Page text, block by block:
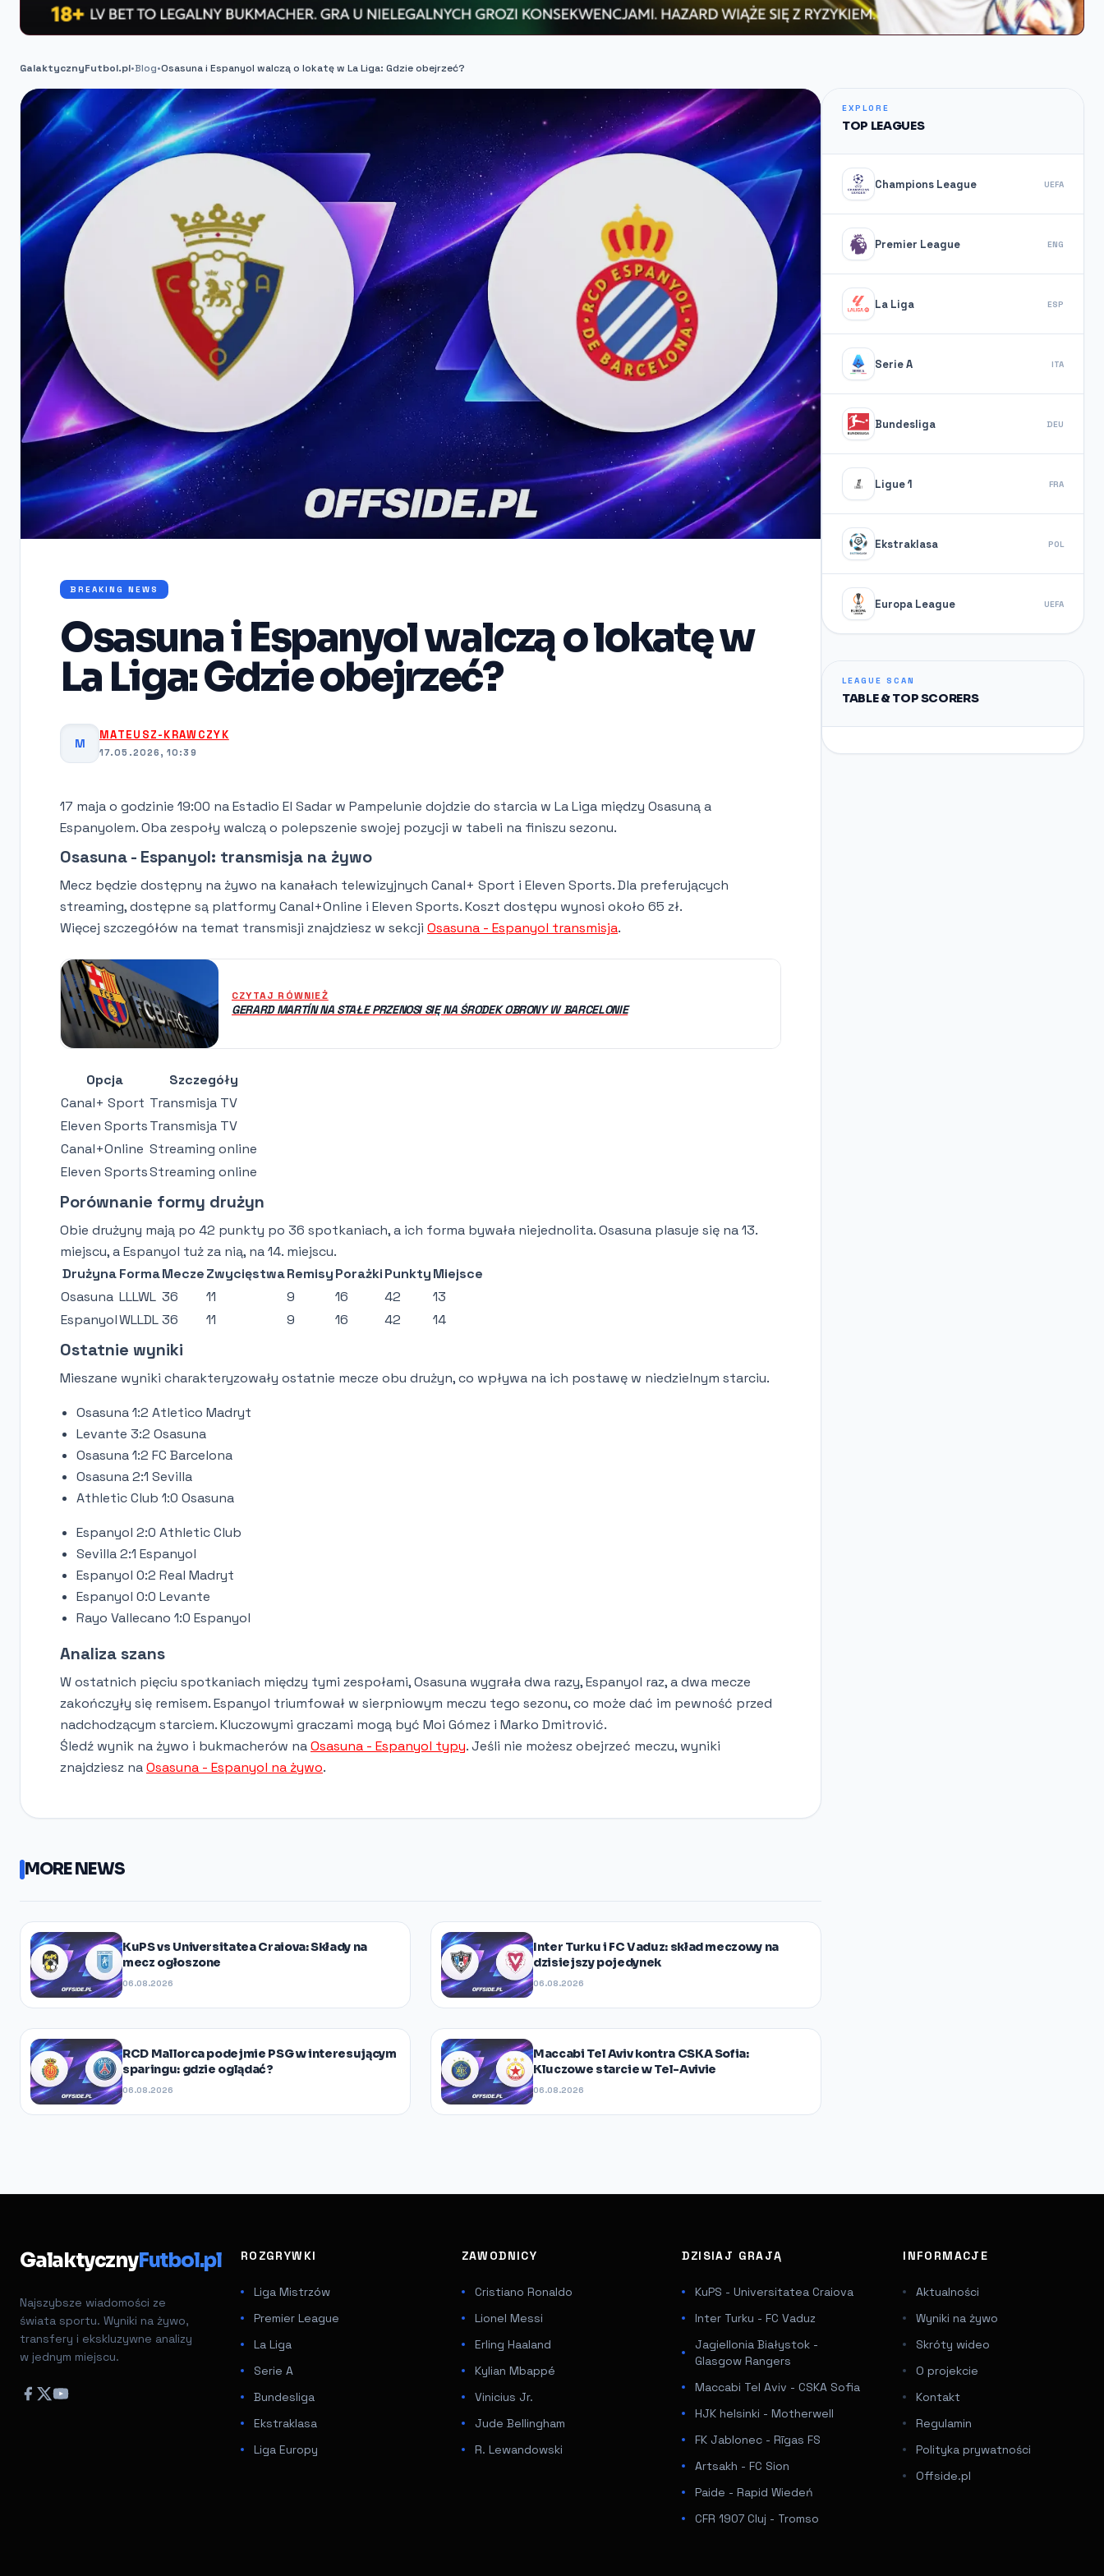
GalaktycznyFutbol.pl•Blog•Osasuna i Espanyol walczą o lokatę w La Liga: Gdzie obejrzeć?
BREAKING NEWS
Osasuna i Espanyol walczą o lokatę w
La Liga: Gdzie obejrzeć?
M
MATEUSZ-KRAWCZYK
17.05.2026, 10:39
17 maja o godzinie 19:00 na Estadio El Sadar w Pampelunie dojdzie do starcia w La Liga między Osasuną a
Espanyolem. Oba zespoły walczą o polepszenie swojej pozycji w tabeli na finiszu sezonu.
Osasuna - Espanyol: transmisja na żywo
Mecz będzie dostępny na żywo na kanałach telewizyjnych Canal+ Sport i Eleven Sports. Dla preferujących
streaming, dostępne są platformy Canal+Online i Eleven Sports. Koszt dostępu wynosi około 65 zł.
Więcej szczegółów na temat transmisji znajdziesz w sekcji Osasuna - Espanyol transmisja.
CZYTAJ RÓWNIEŻ
GERARD MARTÍN NA STAŁE PRZENOSI SIĘ NA ŚRODEK OBRONY W BARCELONIE
Opcja
Szczegóły
Canal+ Sport Transmisja TV
Eleven SportsTransmisja TV
Canal+Online Streaming online
Eleven SportsStreaming online
Porównanie formy drużyn
Obie drużyny mają po 42 punkty po 36 spotkaniach, a ich forma bywała niejednolita. Osasuna plasuje się na 13.
miejscu, a Espanyol tuż za nią, na 14. miejscu.
Drużyna FormaMeczeZwycięstwaRemisyPorażkiPunktyMiejsce
Osasuna LLLWL 36 11 9 16 42
13
EspanyolWLLDL36 11 9 16 42 14
Ostatnie wyniki
Mieszane wyniki charakteryzowały ostatnie mecze obu drużyn, co wpływa na ich postawę w niedzielnym starciu.
Osasuna 1:2 Atletico Madryt
Levante 3:2 Osasuna
Osasuna 1:2 FC Barcelona
Osasuna 2:1 Sevilla
Athletic Club 1:0 Osasuna
Espanyol 2:0 Athletic Club
Sevilla 2:1 Espanyol
Espanyol 0:2 Real Madryt
Espanyol 0:0 Levante
Rayo Vallecano 1:0 Espanyol
Analiza szans
W ostatnich pięciu spotkaniach między tymi zespołami, Osasuna wygrała dwa razy, Espanyol raz, a dwa mecze
zakończyły się remisem. Espanyol triumfował w sierpniowym meczu tego sezonu, co może dać im pewność przed
nadchodzącym starciem. Kluczowymi graczami mogą być Moi Gómez i Marko Dmitrović.
Śledź wynik na żywo i bukmacherów naOsasuna - Espanyol typy. Jeśli nie możesz obejrzeć meczu, wyniki
znajdziesz naOsasuna - Espanyol na żywo.
MORE NEWS
KuPS vs Universitatea Craiova: Składy na
mecz ogłoszone
06.08.2026
Inter Turku i FC Vaduz: skład meczowy na
dzisiejszy pojedynek
06.08.2026
RCD Mallorca podejmie PSG w interesującym
sparingu: gdzie oglądać?
06.08.2026
Maccabi Tel Aviv kontra CSKA Sofia:
Kluczowe starcie w Tel-Avivie
06.08.2026
EXPLORE
TOP LEAGUES
Champions League UEFA
Premier League ENG
La Liga ESP
Serie A ITA
Bundesliga DEU
Ligue 1 FRA
Ekstraklasa POL
Europa League UEFA
LEAGUE SCAN
TABLE & TOP SCORERS
GalaktycznyFutbol.pl
Najszybsze wiadomości ze
świata sportu. Wyniki na żywo,
transfery i ekskluzywne analizy
w jednym miejscu.
ROZGRYWKI
Liga Mistrzów
Premier League
La Liga
Serie A
Bundesliga
Ekstraklasa
Liga Europy
ZAWODNICY
Cristiano Ronaldo
Lionel Messi
Erling Haaland
Kylian Mbappé
Vinicius Jr.
Jude Bellingham
R. Lewandowski
DZISIAJ GRAJĄ
KuPS - Universitatea Craiova
Inter Turku - FC Vaduz
Jagiellonia Białystok -
Glasgow Rangers
Maccabi Tel Aviv - CSKA Sofia
HJK helsinki - Motherwell
FK Jablonec - Rīgas FS
Artsakh - FC Sion
Paide - Rapid Wiedeń
CFR 1907 Cluj - Tromso
INFORMACJE
Aktualności
Wyniki na żywo
Skróty wideo
O projekcie
Kontakt
Regulamin
Polityka prywatności
Offside.pl